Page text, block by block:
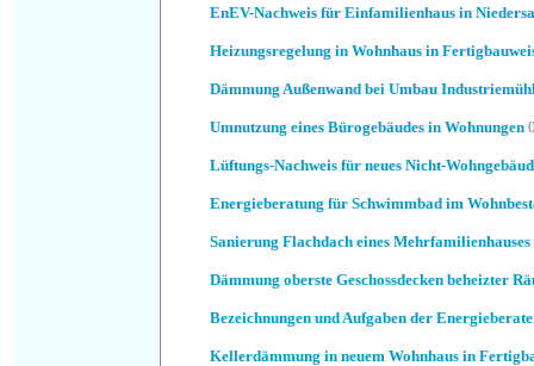
EnEV-Nachweis für Einfamilienhaus in
Heizungsregelung in Wohnhaus in
Dämmung Außenwand bei Umbau
Umnutzung eines Bürogebäudes in Wohnungen
Lüftungs-Nachweis für neues Nicht-
Energieberatung für Schwimmbad im
Sanierung Flachdach eines Mehrfamilienhauses
Dämmung oberste Geschossdecken beheizter
Bezeichnungen und Aufgaben der
Kellerdämmung in neuem Wohnhaus in